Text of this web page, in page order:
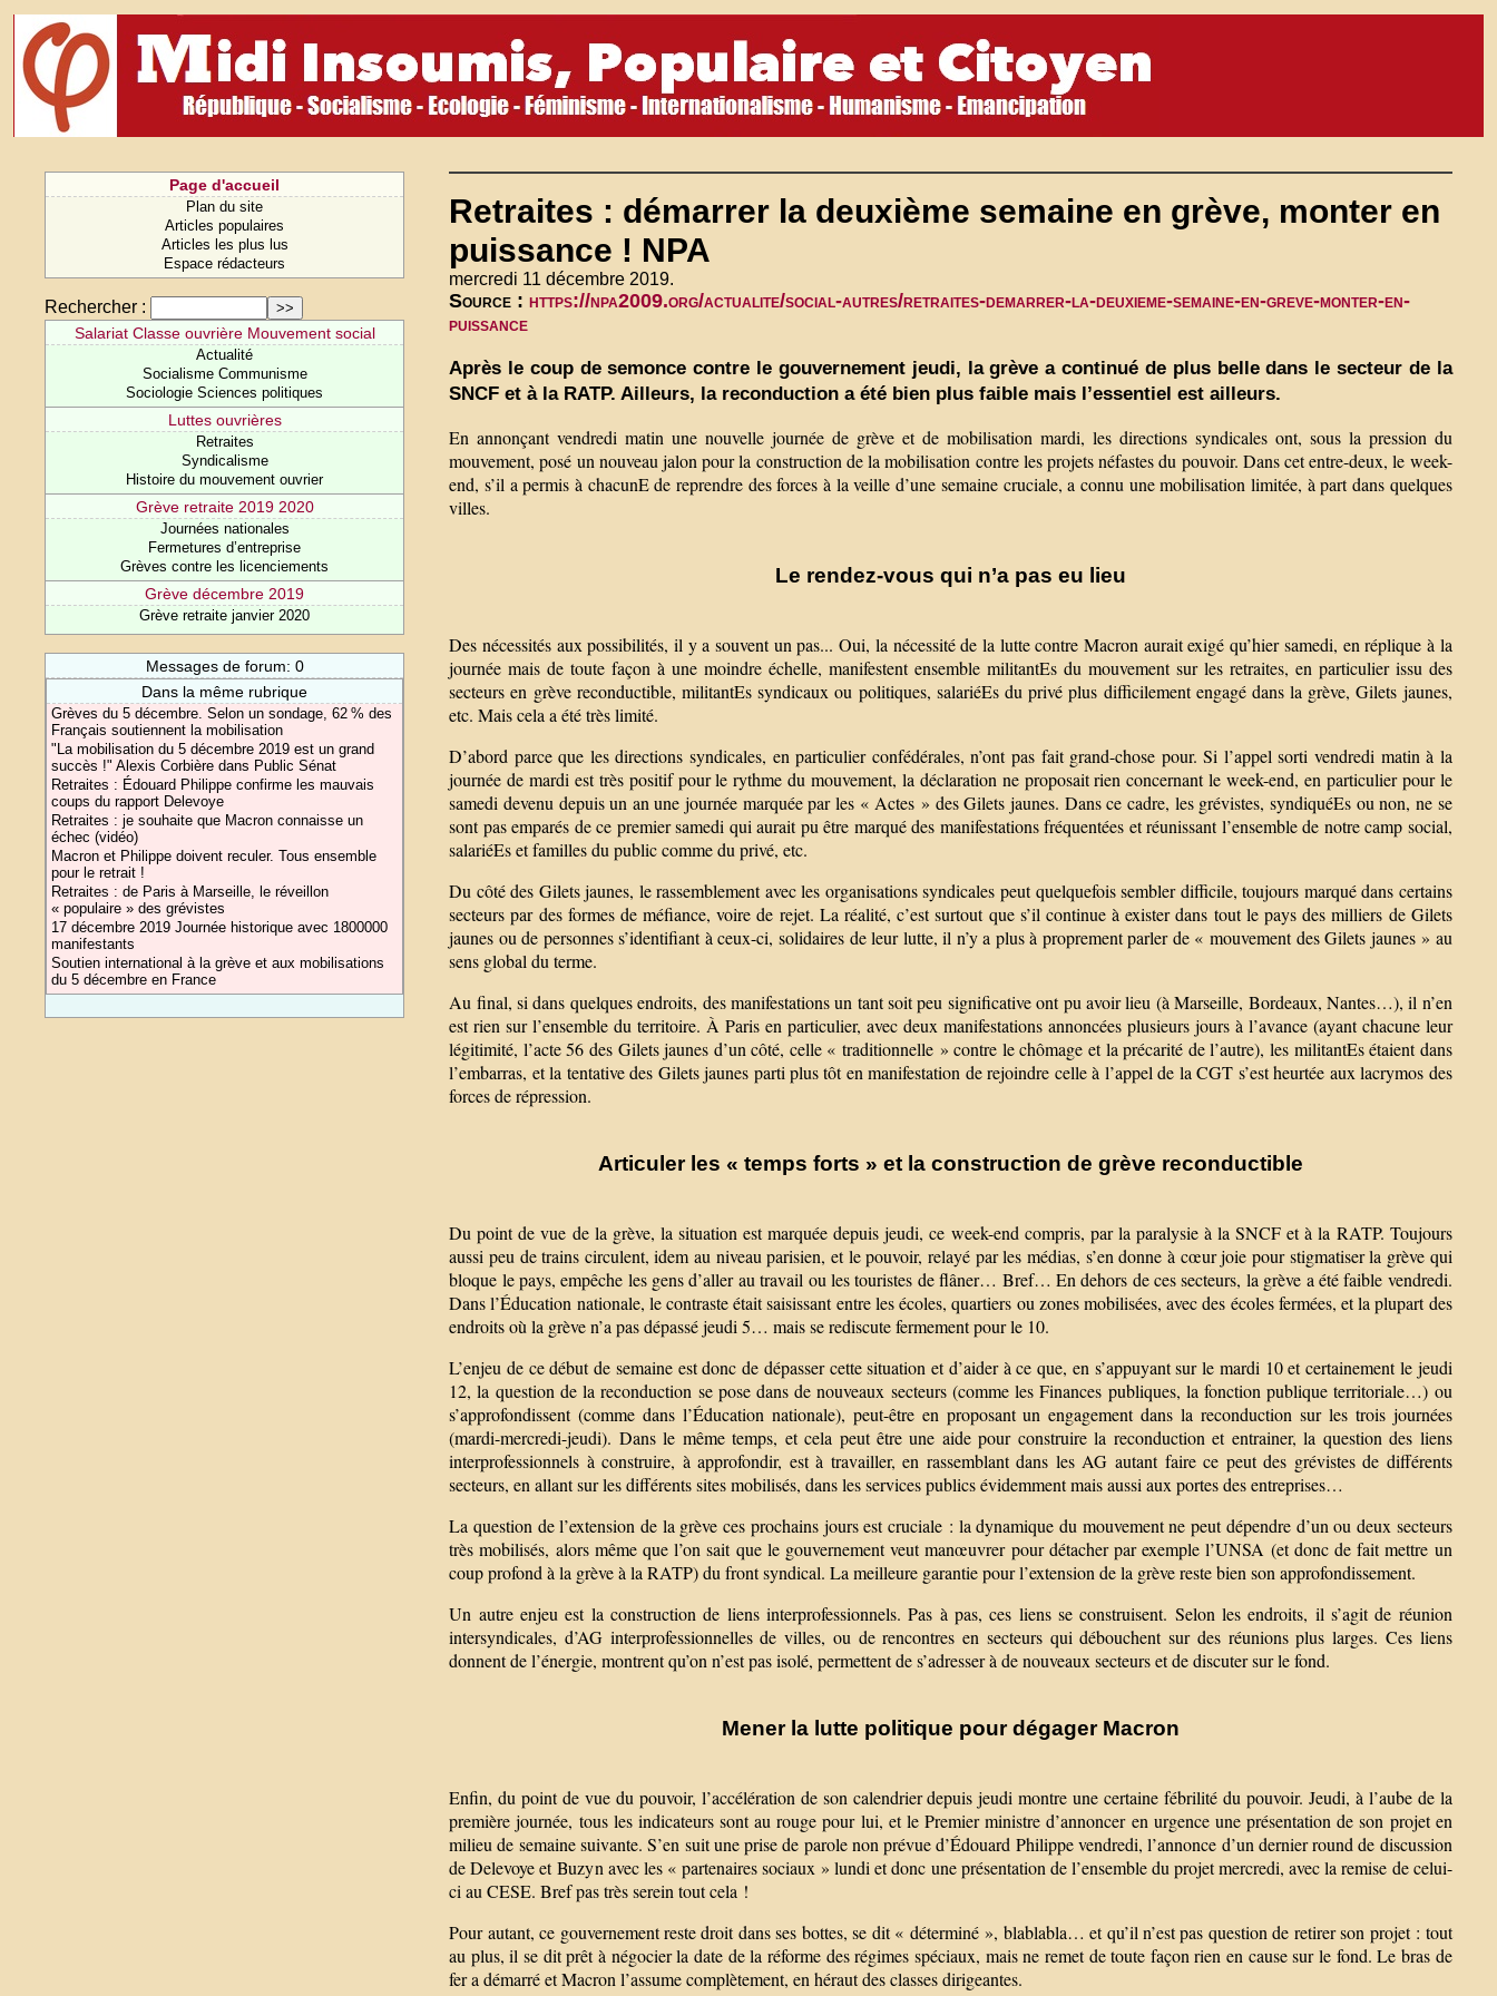
Page d'accueil
Plan du site
Articles populaires
Articles les plus lus
Espace rédacteurs
Rechercher :
Salariat Classe ouvrière Mouvement social
Actualité
Socialisme Communisme
Sociologie Sciences politiques
Luttes ouvrières
Retraites
Syndicalisme
Histoire du mouvement ouvrier
Grève retraite 2019 2020
Journées nationales
Fermetures d’entreprise
Grèves contre les licenciements
Grève décembre 2019
Grève retraite janvier 2020
Messages de forum: 0
Dans la même rubrique
Grèves du 5 décembre. Selon un sondage, 62 % des
Français soutiennent la mobilisation
"La mobilisation du 5 décembre 2019 est un grand
succès !" Alexis Corbière dans Public Sénat
Retraites : Édouard Philippe confirme les mauvais
coups du rapport Delevoye
Retraites : je souhaite que Macron connaisse un
échec (vidéo)
Macron et Philippe doivent reculer. Tous ensemble
pour le retrait !
Retraites : de Paris à Marseille, le réveillon
« populaire » des grévistes
17 décembre 2019 Journée historique avec 1800000
manifestants
Soutien international à la grève et aux mobilisations
du 5 décembre en France
Retraites : démarrer la deuxième semaine en grève, monter en
puissance ! NPA
mercredi 11 décembre 2019.
Source :https://npa2009.org/actualite/social-autres/retraites-demarrer-la-deuxieme-semaine-en-greve-monter-en-
puissance
Après le coup de semonce contre le gouvernement jeudi, la grève a continué de plus belle dans le secteur de la
SNCF et à la RATP. Ailleurs, la reconduction a été bien plus faible mais l’essentiel est ailleurs.
En annonçant vendredi matin une nouvelle journée de grève et de mobilisation mardi, les directions syndicales ont, sous la pression du
mouvement, posé un nouveau jalon pour la construction de la mobilisation contre les projets néfastes du pouvoir. Dans cet entre-deux, le week-
end, s’il a permis à chacunE de reprendre des forces à la veille d’une semaine cruciale, a connu une mobilisation limitée, à part dans quelques
villes.
Le rendez-vous qui n’a pas eu lieu
Des nécessités aux possibilités, il y a souvent un pas... Oui, la nécessité de la lutte contre Macron aurait exigé qu’hier samedi, en réplique à la
journée mais de toute façon à une moindre échelle, manifestent ensemble militantEs du mouvement sur les retraites, en particulier issu des
secteurs en grève reconductible, militantEs syndicaux ou politiques, salariéEs du privé plus difficilement engagé dans la grève, Gilets jaunes,
etc. Mais cela a été très limité.
D’abord parce que les directions syndicales, en particulier confédérales, n’ont pas fait grand-chose pour. Si l’appel sorti vendredi matin à la
journée de mardi est très positif pour le rythme du mouvement, la déclaration ne proposait rien concernant le week-end, en particulier pour le
samedi devenu depuis un an une journée marquée par les « Actes » des Gilets jaunes. Dans ce cadre, les grévistes, syndiquéEs ou non, ne se
sont pas emparés de ce premier samedi qui aurait pu être marqué des manifestations fréquentées et réunissant l’ensemble de notre camp social,
salariéEs et familles du public comme du privé, etc.
Du côté des Gilets jaunes, le rassemblement avec les organisations syndicales peut quelquefois sembler difficile, toujours marqué dans certains
secteurs par des formes de méfiance, voire de rejet. La réalité, c’est surtout que s’il continue à exister dans tout le pays des milliers de Gilets
jaunes ou de personnes s’identifiant à ceux-ci, solidaires de leur lutte, il n’y a plus à proprement parler de « mouvement des Gilets jaunes » au
sens global du terme.
Au final, si dans quelques endroits, des manifestations un tant soit peu significative ont pu avoir lieu (à Marseille, Bordeaux, Nantes…), il n’en
est rien sur l’ensemble du territoire. À Paris en particulier, avec deux manifestations annoncées plusieurs jours à l’avance (ayant chacune leur
légitimité, l’acte 56 des Gilets jaunes d’un côté, celle « traditionnelle » contre le chômage et la précarité de l’autre), les militantEs étaient dans
l’embarras, et la tentative des Gilets jaunes parti plus tôt en manifestation de rejoindre celle à l’appel de la CGT s’est heurtée aux lacrymos des
forces de répression.
Articuler les « temps forts » et la construction de grève reconductible
Du point de vue de la grève, la situation est marquée depuis jeudi, ce week-end compris, par la paralysie à la SNCF et à la RATP. Toujours
aussi peu de trains circulent, idem au niveau parisien, et le pouvoir, relayé par les médias, s’en donne à cœur joie pour stigmatiser la grève qui
bloque le pays, empêche les gens d’aller au travail ou les touristes de flâner… Bref… En dehors de ces secteurs, la grève a été faible vendredi.
Dans l’Éducation nationale, le contraste était saisissant entre les écoles, quartiers ou zones mobilisées, avec des écoles fermées, et la plupart des
endroits où la grève n’a pas dépassé jeudi 5… mais se rediscute fermement pour le 10.
L’enjeu de ce début de semaine est donc de dépasser cette situation et d’aider à ce que, en s’appuyant sur le mardi 10 et certainement le jeudi
12, la question de la reconduction se pose dans de nouveaux secteurs (comme les Finances publiques, la fonction publique territoriale…) ou
s’approfondissent (comme dans l’Éducation nationale), peut-être en proposant un engagement dans la reconduction sur les trois journées
(mardi-mercredi-jeudi). Dans le même temps, et cela peut être une aide pour construire la reconduction et entrainer, la question des liens
interprofessionnels à construire, à approfondir, est à travailler, en rassemblant dans les AG autant faire ce peut des grévistes de différents
secteurs, en allant sur les différents sites mobilisés, dans les services publics évidemment mais aussi aux portes des entreprises…
La question de l’extension de la grève ces prochains jours est cruciale : la dynamique du mouvement ne peut dépendre d’un ou deux secteurs
très mobilisés, alors même que l’on sait que le gouvernement veut manœuvrer pour détacher par exemple l’UNSA (et donc de fait mettre un
coup profond à la grève à la RATP) du front syndical. La meilleure garantie pour l’extension de la grève reste bien son approfondissement.
Un autre enjeu est la construction de liens interprofessionnels. Pas à pas, ces liens se construisent. Selon les endroits, il s’agit de réunion
intersyndicales, d’AG interprofessionnelles de villes, ou de rencontres en secteurs qui débouchent sur des réunions plus larges. Ces liens
donnent de l’énergie, montrent qu’on n’est pas isolé, permettent de s’adresser à de nouveaux secteurs et de discuter sur le fond.
Mener la lutte politique pour dégager Macron
Enfin, du point de vue du pouvoir, l’accélération de son calendrier depuis jeudi montre une certaine fébrilité du pouvoir. Jeudi, à l’aube de la
première journée, tous les indicateurs sont au rouge pour lui, et le Premier ministre d’annoncer en urgence une présentation de son projet en
milieu de semaine suivante. S’en suit une prise de parole non prévue d’Édouard Philippe vendredi, l’annonce d’un dernier round de discussion
de Delevoye et Buzyn avec les « partenaires sociaux » lundi et donc une présentation de l’ensemble du projet mercredi, avec la remise de celui-
ci au CESE. Bref pas très serein tout cela !
Pour autant, ce gouvernement reste droit dans ses bottes, se dit « déterminé », blablabla… et qu’il n’est pas question de retirer son projet : tout
au plus, il se dit prêt à négocier la date de la réforme des régimes spéciaux, mais ne remet de toute façon rien en cause sur le fond. Le bras de
fer a démarré et Macron l’assume complètement, en héraut des classes dirigeantes.